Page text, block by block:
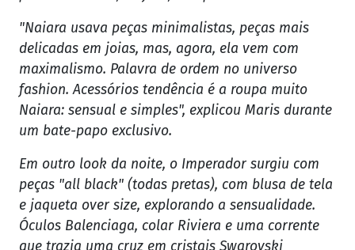
"Naiara usava peças minimalistas, peças mais
delicadas em joias, mas, agora, ela vem com
maximalismo. Palavra de ordem no universo
fashion. Acessórios tendência é a roupa muito
Naiara: sensual e simples", explicou Maris durante
um bate-papo exclusivo.
Em outro look da noite, o Imperador surgiu com
peças "all black" (todas pretas), com blusa de tela
e jaqueta over size, explorando a sensualidade.
Óculos Balenciaga, colar Riviera e uma corrente
que trazia uma cruz em cristais Swarovski